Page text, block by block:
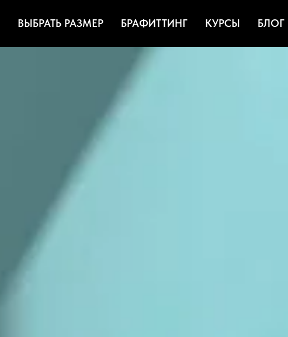
ВЫБРАТЬ РАЗМЕР БРАФИТТИНГ КУРСЫ БЛОГ